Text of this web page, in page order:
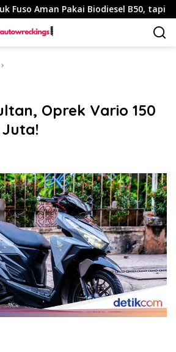
Aman Pakai Biodiesel B50, tapi Ada
Oprek Vario 150
Juta!